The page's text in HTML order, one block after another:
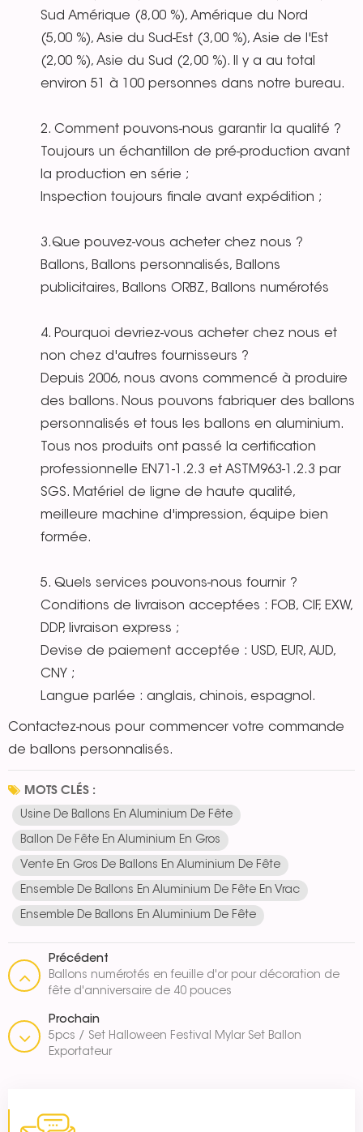
Sud Amérique (8,00 %), Amérique du Nord
(5,00 %), Asie du Sud-Est (3,00 %), Asie de l'Est
(2,00 %), Asie du Sud (2,00 %). Il y a au total
environ 51 à 100 personnes dans notre bureau.
2. Comment pouvons-nous garantir la qualité ?
Toujours un échantillon de pré-production avant
la production en série ;
Inspection toujours finale avant expédition ;
3.Que pouvez-vous acheter chez nous ?
Ballons, Ballons personnalisés, Ballons
publicitaires, Ballons ORBZ, Ballons numérotés
4. Pourquoi devriez-vous acheter chez nous et
non chez d'autres fournisseurs ?
Depuis 2006, nous avons commencé à produire
des ballons. Nous pouvons fabriquer des ballons
personnalisés et tous les ballons en aluminium.
Tous nos produits ont passé la certification
professionnelle EN71-1.2.3 et ASTM963-1.2.3 par
SGS. Matériel de ligne de haute qualité,
meilleure machine d'impression, équipe bien
formée.
5. Quels services pouvons-nous fournir ?
Conditions de livraison acceptées : FOB, CIF, EXW,
DDP, livraison express ;
Devise de paiement acceptée : USD, EUR, AUD,
CNY ;
Langue parlée : anglais, chinois, espagnol.
Contactez-nous pour commencer votre commande
de ballons personnalisés.
MOTS CLÉS :
Usine De Ballons En Aluminium De Fête
Ballon De Fête En Aluminium En Gros
Vente En Gros De Ballons En Aluminium De Fête
Ensemble De Ballons En Aluminium De Fête En Vrac
Ensemble De Ballons En Aluminium De Fête
Précédent
Ballons numérotés en feuille d'or pour décoration de
fête d'anniversaire de 40 pouces
Prochain
5pcs / Set Halloween Festival Mylar Set Ballon
Exportateur